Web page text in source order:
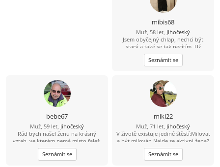
mibis68
Muž, 58 let, Jihočeský
Jsem obyčejný chlap, nechci být
starý a také se tak necítím. Už
dlouho jsem někomu neřekl
"miláčku, lásko". Chtěl bych poznat
spíše štíhlou ženu, která by to chtěla
to i já slyšel iod ní. Jinak dílna,
zahrádka, dům, kolo, voda,
houbaření, cross golf, trochu tanec,
hudba, atd.
Seznámit se
bebe67
Muž, 59 let, Jihočeský
Rád bych našel ženu na krásný
vztah, ve kterém nemá místo faleš.
Ženu které bych mohl věřit.
Seznámit se
miki22
Muž, 71 let, Jihočeský
V životě existuje jediné štěstí:Milovat
a být milován.Najde se aktivní žena?
Seznámit se